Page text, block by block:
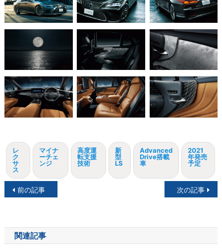
レ
ク
サ
ス
マイナ
ーチェ
ンジ
高度運
転支援
技術
新
型
LS
Advanced
Drive搭載
車
2021
年発売
予定
投
ナ
前の記事 次の記事
関連記事